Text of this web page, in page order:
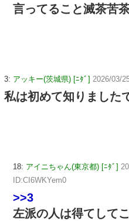
言ってること滅茶苦
3: アッキー(茨城県) [ﾆﾀﾞ] 2026/03/
私は初めて知りました
18: アイニちゃん(東京都) [ﾆﾀﾞ]
ID:CI6WKYem0
>>3
左派の人は得てして